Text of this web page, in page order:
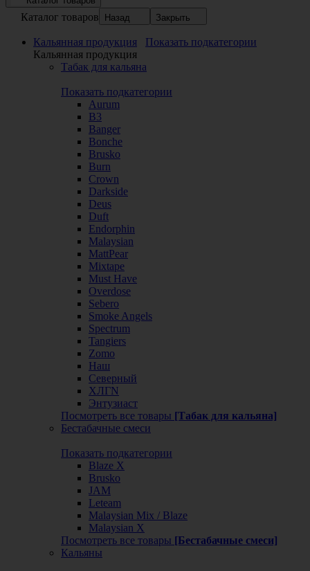
Каталог товаров Назад Закрыть
Кальянная продукция
Показать подкатегории
Кальянная продукция
Табак для кальяна
Показать подкатегории
Aurum
B3
Banger
Bonche
Brusko
Burn
Crown
Darkside
Deus
Duft
Endorphin
Malaysian
MattPear
Mixtape
Must Have
Overdose
Sebero
Smoke Angels
Spectrum
Tangiers
Zomo
Наш
Северный
ХЛГN
Энтузиаст
Посмотреть все товары [Табак для кальяна]
Бестабачные смеси
Показать подкатегории
Blaze X
Brusko
JAM
Leteam
Malaysian Mix / Blaze
Malaysian X
Посмотреть все товары [Бестабачные смеси]
Кальяны